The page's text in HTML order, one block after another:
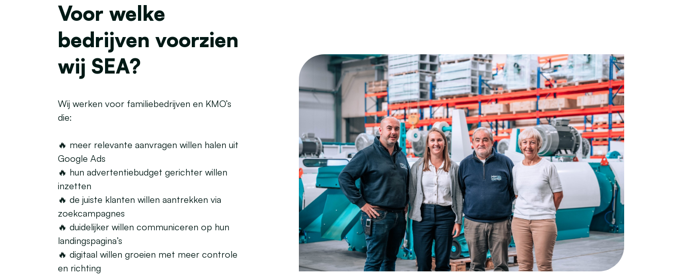
Voor welke
bedrijven voorzien
wij SEA?
Wij werken voor familiebedrijven en KMO’s
die:
🔥 meer relevante aanvragen willen halen uit
Google Ads
🔥 hun advertentiebudget gerichter willen
inzetten
🔥 de juiste klanten willen aantrekken via
zoekcampagnes
🔥 duidelijker willen communiceren op hun
landingspagina’s
🔥 digitaal willen groeien met meer controle
en richting